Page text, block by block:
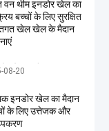
बात करें
करना
थीम इनडोर खेल का
बच्चों के लिए सुरक्षित
खेल खेल के मैदान
खेल का मैदान
08-20
इनडोर खेल का मैदान
के लिए उत्तेजक और